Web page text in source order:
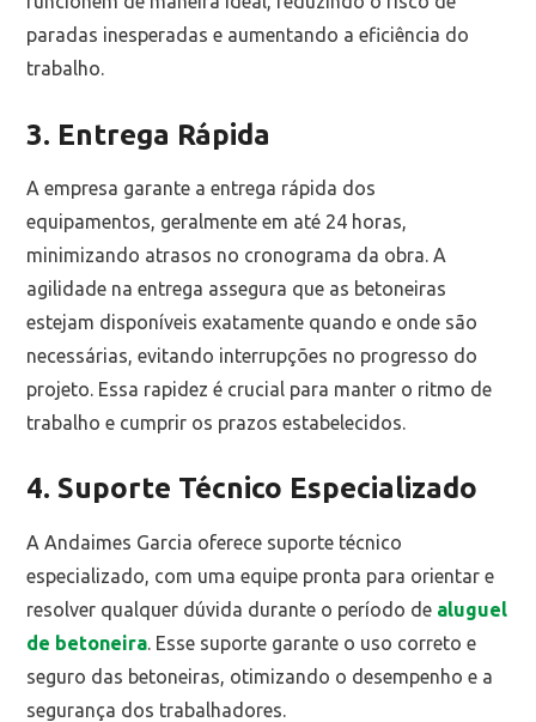
paradas inesperadas e aumentando a eficiência do
trabalho.
3. Entrega Rápida
A empresa garante a entrega rápida dos
equipamentos, geralmente em até 24 horas,
minimizando atrasos no cronograma da obra. A
agilidade na entrega assegura que as betoneiras
estejam disponíveis exatamente quando e onde são
necessárias, evitando interrupções no progresso do
projeto. Essa rapidez é crucial para manter o ritmo de
trabalho e cumprir os prazos estabelecidos.
4. Suporte Técnico Especializado
A Andaimes Garcia oferece suporte técnico
especializado, com uma equipe pronta para orientar e
resolver qualquer dúvida durante o período de aluguel
de betoneira. Esse suporte garante o uso correto e
seguro das betoneiras, otimizando o desempenho e a
segurança dos trabalhadores.